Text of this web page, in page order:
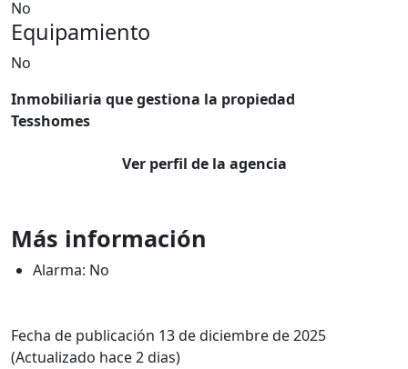
No
Equipamiento
No
Inmobiliaria que gestiona la propiedad
Tesshomes
Ver perfil de la agencia
Más información
Alarma: No
Fecha de publicación 13 de diciembre de 2025
(Actualizado hace 2 dias)